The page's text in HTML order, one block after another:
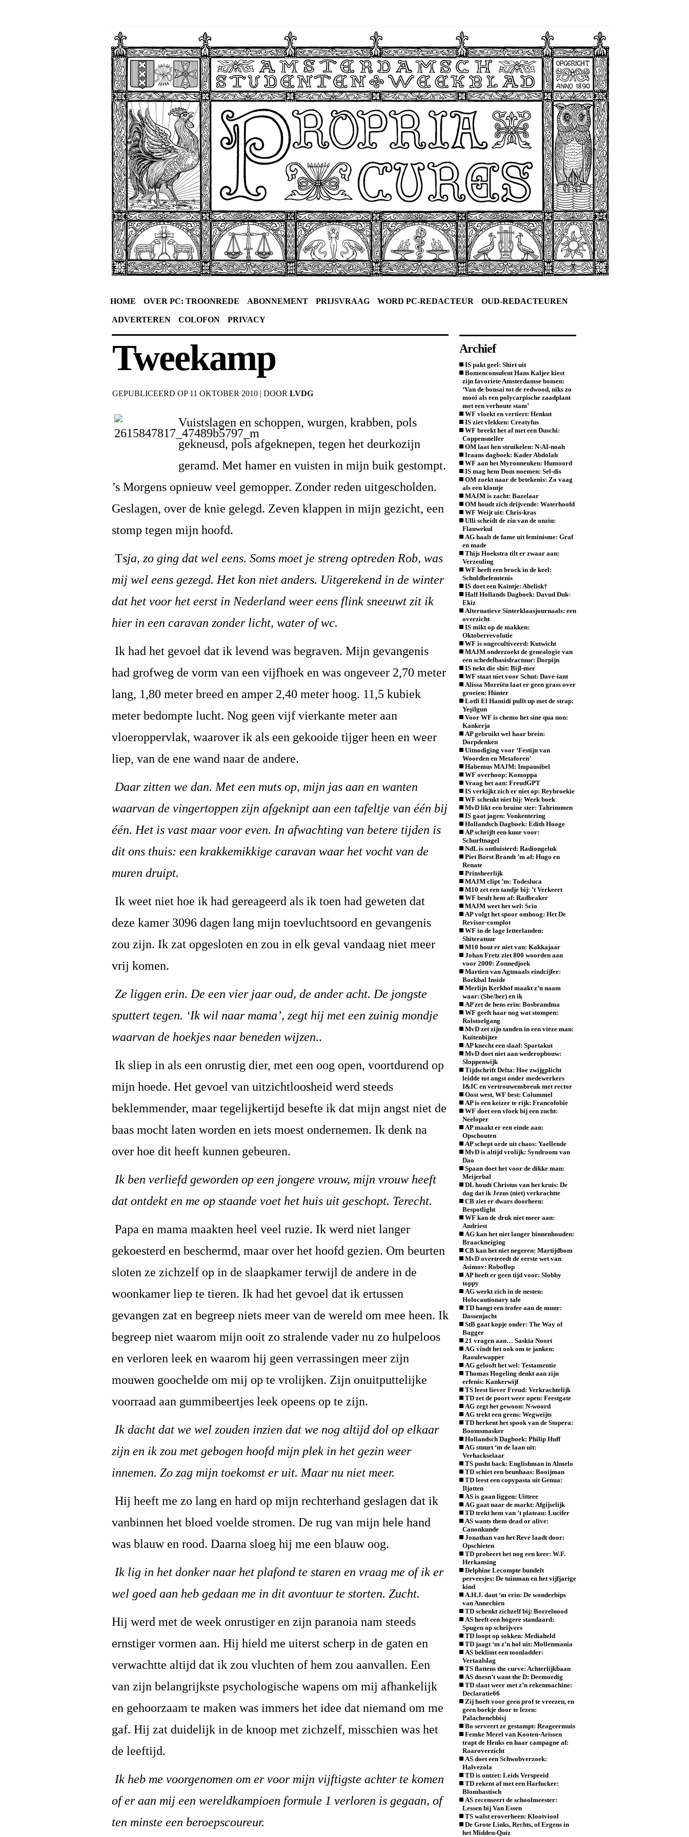
HOME OVER PC: TROONREDE ABONNEMENT PRIJSVRAAG WORD PC-REDACTEUR OUD-REDACTEUREN
ADVERTEREN COLOFON PRIVACY
Tweekamp
GEPUBLICEERD OP 11 OKTOBER 2010 |DOOR LVDG
Vuistslagen en schoppen, wurgen, krabben, pols
gekneusd, pols afgeknepen, tegen het deurkozijn
geramd. Met hamer en vuisten in mijn buik gestompt.
’s Morgens opnieuw veel gemopper. Zonder reden uitgescholden.
Geslagen, over de knie gelegd. Zeven klappen in mijn gezicht, een
stomp tegen mijn hoofd.
Tsja, zo ging dat wel eens. Soms moet je streng optreden Rob, was
mij wel eens gezegd. Het kon niet anders. Uitgerekend in de winter
dat het voor het eerst in Nederland weer eens flink sneeuwt zit ik
hier in een caravan zonder licht, water of wc.
Ik had het gevoel dat ik levend was begraven. Mijn gevangenis
had grofweg de vorm van een vijfhoek en was ongeveer 2,70 meter
lang, 1,80 meter breed en amper 2,40 meter hoog. 11,5 kubiek
meter bedompte lucht. Nog geen vijf vierkante meter aan
vloeroppervlak, waarover ik als een gekooide tijger heen en weer
liep, van de ene wand naar de andere.
Daar zitten we dan. Met een muts op, mijn jas aan en wanten
waarvan de vingertoppen zijn afgeknipt aan een tafeltje van één bij
één. Het is vast maar voor even. In afwachting van betere tijden is
dit ons thuis: een krakkemikkige caravan waar het vocht van de
muren druipt.
Ik weet niet hoe ik had gereageerd als ik toen had geweten dat
deze kamer 3096 dagen lang mijn toevluchtsoord en gevangenis
zou zijn. Ik zat opgesloten en zou in elk geval vandaag niet meer
vrij komen.
Ze liggen erin. De een vier jaar oud, de ander acht. De jongste
sputtert tegen. ‘Ik wil naar mama’, zegt hij met een zuinig mondje
waarvan de hoekjes naar beneden wijzen..
Ik sliep in als een onrustig dier, met een oog open, voortdurend op
mijn hoede. Het gevoel van uitzichtloosheid werd steeds
beklemmender, maar tegelijkertijd besefte ik dat mijn angst niet de
baas mocht laten worden en iets moest ondernemen. Ik denk na
over hoe dit heeft kunnen gebeuren.
Ik ben verliefd geworden op een jongere vrouw, mijn vrouw heeft
dat ontdekt en me op staande voet het huis uit geschopt. Terecht.
Papa en mama maakten heel veel ruzie. Ik werd niet langer
gekoesterd en beschermd, maar over het hoofd gezien. Om beurten
sloten ze zichzelf op in de slaapkamer terwijl de andere in de
woonkamer liep te tieren. Ik had het gevoel dat ik ertussen
gevangen zat en begreep niets meer van de wereld om mee heen. Ik
begreep niet waarom mijn ooit zo stralende vader nu zo hulpeloos
en verloren leek en waarom hij geen verrassingen meer zijn
mouwen goochelde om mij op te vrolijken. Zijn onuitputtelijke
voorraad aan gummibeertjes leek opeens op te zijn.
Ik dacht dat we wel zouden inzien dat we nog altijd dol op elkaar
zijn en ik zou met gebogen hoofd mijn plek in het gezin weer
innemen. Zo zag mijn toekomst er uit. Maar nu niet meer.
Hij heeft me zo lang en hard op mijn rechterhand geslagen dat ik
vanbinnen het bloed voelde stromen. De rug van mijn hele hand
was blauw en rood. Daarna sloeg hij me een blauw oog.
Ik lig in het donker naar het plafond te staren en vraag me of ik er
wel goed aan heb gedaan me in dit avontuur te storten. Zucht.
Hij werd met de week onrustiger en zijn paranoia nam steeds
ernstiger vormen aan. Hij hield me uiterst scherp in de gaten en
verwachtte altijd dat ik zou vluchten of hem zou aanvallen. Een
van zijn belangrijkste psychologische wapens om mij afhankelijk
en gehoorzaam te maken was immers het idee dat niemand om me
gaf. Hij zat duidelijk in de knoop met zichzelf, misschien was het
de leeftijd.
Ik heb me voorgenomen om er voor mijn vijftigste achter te komen
of er aan mij een wereldkampioen formule 1 verloren is gegaan, of
ten minste een beroepscoureur.
Archief
IS pakt geel: Shirt uit
Bomenconsulent Hans Kaljee kiest
zijn favoriete Amsterdamse bomen:
‘Van de bonsai tot de redwood, niks zo
mooi als een polycarpische zaadplant
met een verhoute stam’
WF vloekt en vertiert: Henkut
IS ziet vlekken: Creatyfus
WF breekt het af met een Duschi:
Coppensneller
OM laat hen struikelen: N-AI-noah
Iraans dagboek: Kader Abdolah
WF aan het Myronneuken: Humoord
IS mag hem Dom noemen: Sel-dis
OM zoekt naar de betekenis: Zo vaag
als een klontje
MAJM is zacht: Bazelaar
OM houdt zich drijvende: Waterhoofd
WF Weijt uit: Chris-kras
Ulli scheidt de zin van de onzin:
Flauwekul
AG haalt de fame uit feminisme: Graf
en made
Thijs Hoekstra tilt er zwaar aan:
Verzeuling
WF heeft een brock in de keel:
Schuldbefemtenis
IS doet een Kaïntje: Abelisk†
Half Hollands Dagboek: Davud Duk-
Ekiz
Alternatieve Sinterklaasjournaals: een
overzicht
IS mikt op de makken:
Oktoberrevolutie
WF is ongecultiveerd: Kutwicht
MAJM onderzoekt de genealogie van
een schedelbasisfractuur: Dorpijn
IS nekt die shit: Bijl-mer
WF staat niet voor Schut: Dave-iant
Alissa Morriën laat er geen grass over
groeien: Hünter
Lotfi El Hamidi pullt up met de strap:
Yeşilgun
Voor WF is chemo het sine qua non:
Kankerja
AP gebruikt wel haar brein:
Dorpdenken
Uitnodiging voor ‘Festijn van
Woorden en Metaforen’
Habemus MAJM: Impausibel
WF overhoop: Komoppa
Vraag het aan: FreudGPT
IS verkijkt zich er niet op: Reybroekie
WF schenkt niet bij: Week boek
MvD likt een bruine ster: Tahrimmen
IS gaat jagen: Vonkentering
Hollandsch Dagboek: Edith Hooge
AP schrijft een kuur voor:
Schurftnagel
NdL is ontluisterd: Radiongeluk
Piet Borst Brandt ’m af: Hugo en
Renate
Prinsheerlijk
MAJM clipt ’m: Todesluca
M10 zet een tandje bij: ’t Verkeert
WF beult hem af: Radbraker
MAJM weet het wel: Scio
AP volgt het spoor omhoog: Het De
Revisor-complot
WF in de lage letterlanden:
Shiteratuur
M10 hout er niet van: Kakkajaar
Johan Fretz ziet 800 woorden aan
voor 2000: Zonnedjoek
Martien van Agtmaals eindcijfer:
Boekbal Inside
Merlijn Kerkhof maakt z’n naam
waar: (She/her) en ik
AP zet de hens erin: Bosbrandma
WF geeft haar nog wat stompen:
Rolstoelgang
MvD zet zijn tanden in een vieze man:
Kuitenbijter
AP knecht een slaaf: Spartakut
MvD doet niet aan wederopbouw:
Sloppenwijk
Tijdschrift Delta: Hoe zwijgplicht
leidde tot angst onder medewerkers
I&IC en vertrouwensbreuk met rector
Oost west, WF best: Colummel
AP is een keizer te rijk: Francofobie
WF doet een vloek bij een zucht:
Neeloper
AP maakt er een einde aan:
Opschouten
AP schept orde uit chaos: Yaellende
MvD is altijd vrolijk: Syndroom van
Dao
Spaan doet het voor de dikke man:
Meijerbal
DL houdt Christus van het kruis: De
dag dat ik Jezus (niet) verkrachtte
CB ziet er dwars doorheen:
Bespotlight
WF kan de druk niet meer aan:
Andriest
AG kan het niet langer binnenhouden:
Braackneiging
CB kan het niet negeren: Martijdbom
MvD overtreedt de eerste wet van
Asimov: Roboflop
AP heeft er geen tijd voor: Slobby
toppy
AG werkt zich in de nesten:
Holocautionary tale
TD hangt een trofee aan de muur:
Dassenjacht
StB gaat kopje onder: The Way of
Bagger
21 vragen aan… Saskia Noort
AG vindt het ook om te janken:
Raoulewapper
AG gelooft het wel: Testamentie
Thomas Hogeling denkt aan zijn
erfenis: Kankerwijf
TS leest liever Freud: Verkrachtelijk
TD zet de poort weer open: Feestgate
AG zegt het gewoon: N-woord
AG trekt een grens: Wegweijts
TD herkent het spook van de Stopera:
Boomsmasker
Hollandsch Dagboek: Philip Huff
AG stuurt ‘m de laan uit:
Verhackselaar
TS pusht back: Englishman in Almelo
TD schiet een beunhaas: Booijman
TD leest een copypasta uit Genua:
Iljatten
AS is gaan liggen: Uittree
AG gaat naar de markt: Afgijselijk
TD trekt hem van ’t plateau: Lucifer
AS wants them dead or alive:
Canonkunde
Jonathan van het Reve laadt door:
Opschieten
TD probeert het nog een keer: W.F.
Herkansing
Delphine Lecompte bundelt
perversjes: De tuinman en het vijfjarige
kind
A.H.J. daut ‘m erin: De wonderbips
van Annechien
TD schenkt zichzelf bij: Borrelnood
AS heeft een hogere standaard:
Spugen op schrijvers
TD loopt op sokken: Mediaheld
TD jaagt ‘m z’n hol uit: Mollenmania
AS beklimt een toonladder:
Vertaalslag
TS flattens the curve: Achterlijkbaan
AS doesn’t want the D: Deemoedig
TD slaat weer met z’n rekenmachine:
Declaratie66
Zij hoeft voor geen prof te vreezen, en
geen boekje door te lezen:
Palachenebbisj
Bo serveert ze gestampt: Reageermuis
Femke Merel van Kooten-Arissen
trapt de Henks en haar campagne af:
Raaroverzicht
AS doet een Schwobverzoek:
Halvezola
TD is ontzet: Leids Verspreid
TD rekent af met een Harfucker:
Blombastisch
AS recenseert de schoolmeester:
Lessen bij Van Essen
TS walst eroverheen: Klootviool
De Grote Links, Rechts, of Ergens in
het Midden-Quiz